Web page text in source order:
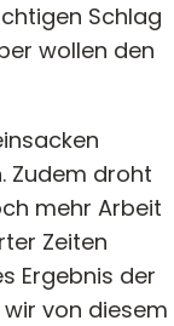
Schlag
wollen den
Zudem droht
mehr Arbeit
Zeiten
Ergebnis der
von diesem